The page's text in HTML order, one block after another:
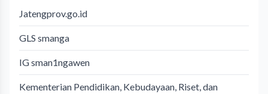
Jatengprov.go.id
GLS smanga
IG sman1ngawen
Kementerian Pendidikan, Kebudayaan, Riset, dan